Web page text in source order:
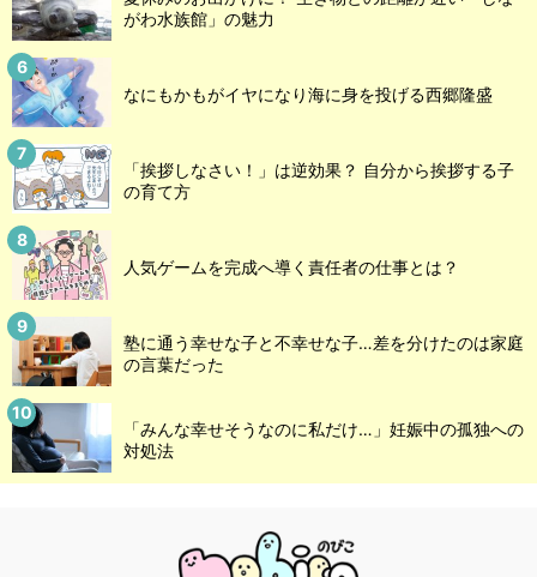
がわ水族館」の魅力
なにもかもがイヤになり海に身を投げる西郷隆盛
「挨拶しなさい！」は逆効果？ 自分から挨拶する子
の育て方
人気ゲームを完成へ導く責任者の仕事とは？
塾に通う幸せな子と不幸せな子…差を分けたのは家庭
の言葉だった
「みんな幸せそうなのに私だけ…」妊娠中の孤独への
対処法